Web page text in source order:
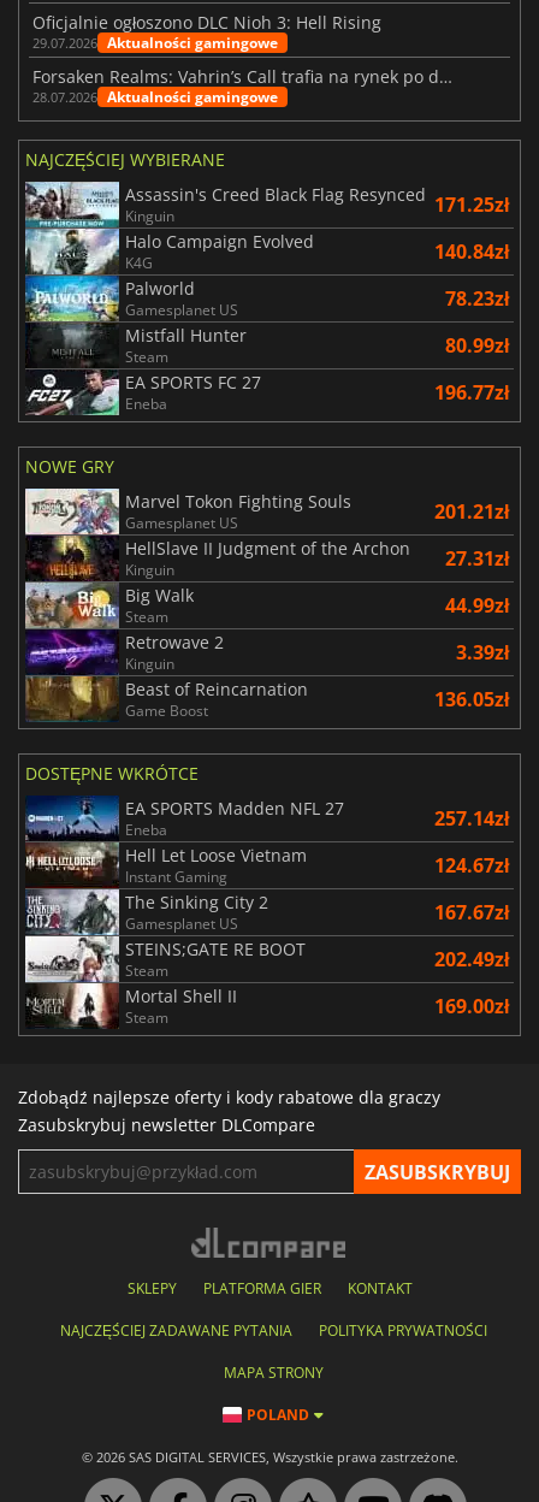
Oficjalnie ogłoszono DLC Nioh 3: Hell Rising
29.07.2026 Aktualności gamingowe
Forsaken Realms: Vahrin’s Call trafia na rynek po dziesięciu latach prac
28.07.2026 Aktualności gamingowe
NAJCZĘŚCIEJ WYBIERANE
Assassin's Creed Black Flag Resynced
Kinguin 171.25zł
Halo Campaign Evolved
K4G 140.84zł
Palworld
Gamesplanet US 78.23zł
Mistfall Hunter
Steam 80.99zł
EA SPORTS FC 27
Eneba 196.77zł
NOWE GRY
Marvel Tokon Fighting Souls
Gamesplanet US 201.21zł
HellSlave II Judgment of the Archon
Kinguin 27.31zł
Big Walk
Steam 44.99zł
Retrowave 2
Kinguin 3.39zł
Beast of Reincarnation
Game Boost 136.05zł
DOSTĘPNE WKRÓTCE
EA SPORTS Madden NFL 27
Eneba 257.14zł
Hell Let Loose Vietnam
Instant Gaming 124.67zł
The Sinking City 2
Gamesplanet US 167.67zł
STEINS;GATE RE BOOT
Steam 202.49zł
Mortal Shell II
Steam 169.00zł
Zdobądź najlepsze oferty i kody rabatowe dla graczy
Zasubskrybuj newsletter DLCompare
SKLEPY PLATFORMA GIER KONTAKT
NAJCZĘŚCIEJ ZADAWANE PYTANIA POLITYKA PRYWATNOŚCI
MAPA STRONY
POLAND
© 2026 SAS DIGITAL SERVICES, Wszystkie prawa zastrzeżone.